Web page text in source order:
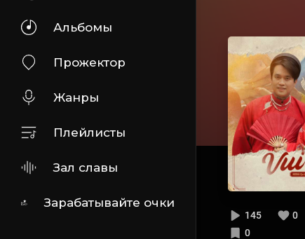
Альбомы
Прожектор
Жанры
Плейлисты
Зал славы
Зарабатывайте очки
145 0
0